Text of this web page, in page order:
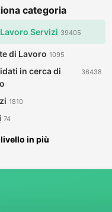
categoria
Lavoro Servizi 39405
di Lavoro 1095
in cerca di
36438
1810
74
in più